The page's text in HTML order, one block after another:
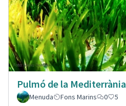
Pulmó de la Mediterrània
Menuda
Fons Marins 0 5